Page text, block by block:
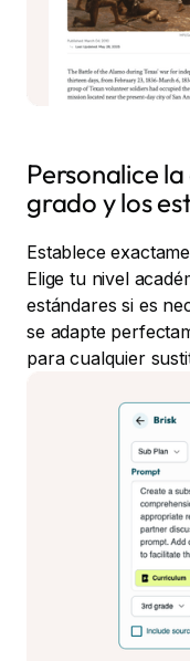
Personalice
grado y los
Establece
Elige tu nivel
estándares si es
se adapte
para cualquier